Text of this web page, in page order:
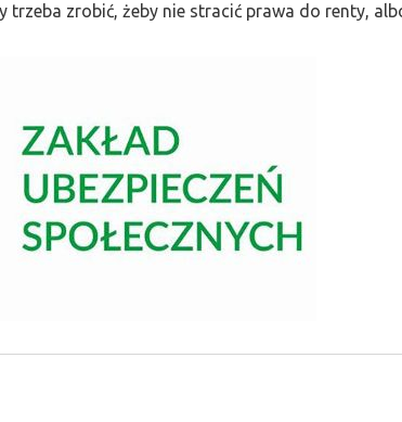
zrobić, żeby nie stracić prawa do renty,